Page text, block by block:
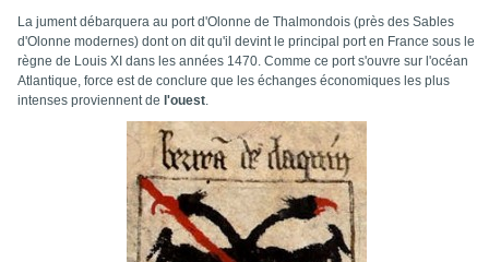
La jument débarquera au port d'Olonne de Thalmondois (près des Sables
d'Olonne modernes) dont on dit qu'il devint le principal port en France sous le
règne de Louis XI dans les années 1470. Comme ce port s'ouvre sur l'océan
Atlantique, force est de conclure que les échanges économiques les plus
intenses proviennent de l'ouest.